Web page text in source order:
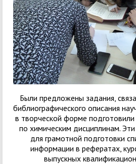
Были предложены задания,
библиографического описания
в творческой форме
по химическим дисциплинам.
для грамотной подготовки
информации в рефератах,
выпускных